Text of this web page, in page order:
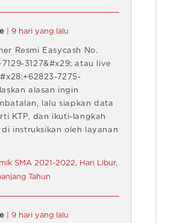
| 9 hari yang lalu
Resmi Easycash No.
3127&#x29; atau live
7275-
alasan ingin
lalu siapkan data
KTP, dan ikuti-langkah
instruksikan oleh layanan
SMA 2021-2022, Hari Libur,
Tahun
| 9 hari yang lalu